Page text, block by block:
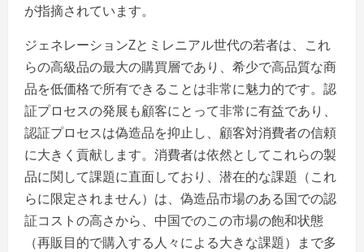
が指摘されています。
ジェネレーションZとミレニアル世代の若者は、これ
らの高級品の最大の購買層であり、希少で高品質な商
品を低価格で所有できることは非常に魅力的です。認
証プロセスの発展も顧客にとって非常に有益であり、
認証プロセスは偽造品を抑止し、顧客対消費者の信頼
に大きく貢献します。消費者は依然としてこれらの製
品に関して課題に直面しており、潜在的な課題（これ
らに限定されません）は、偽造品市場のある国での認
証コストの高さから、中国でのこの市場の飽和状態
（再販目的で購入する人々による大きな課題）まで多